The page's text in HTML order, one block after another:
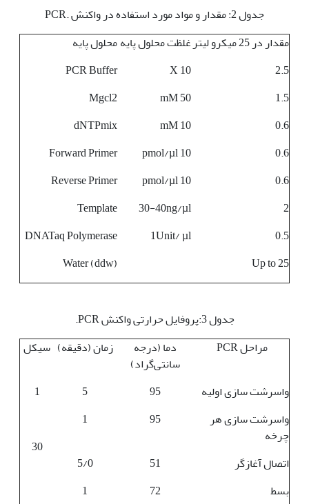
جدول 2: مقدار و مواد مورد استفاده در واکنش .PCR
مقدار در 25 میکرو لیتر
غلظت محلول پایهمحلول پایه
2.5
10 X
PCR Buffer
1.5
50 mM
Mgcl2
0.6
10 mM
dNTPmix
0.6
10 pmol/µl
Forward Primer
0.6
10 pmol/µl
Reverse Primer
2
30-40ng/µl
Template
0.5
1Unit/ µl
DNATaq Polymerase
Up to 25
Water (ddw)
جدول 3:پروفایل حرارتی واکنش PCR.
مراحل PCR
دما (درجه
سانتی‌گراد)
زمان (دقیقه) سیکل
واسرشت سازی اولیه 95
5
1
واسرشت سازی هر
چرخه
95
1
30
اتصال آغازگر
51
5/0
بسط
72
1